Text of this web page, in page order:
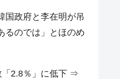
国政府と李在明が吊
るのでは」とほのめ
「2.8％」に低下 ⇒